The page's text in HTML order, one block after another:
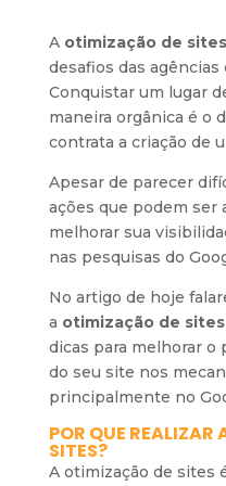
A otimização de sites
desafios das
Conquistar um lugar
maneira orgânica é o
contrata a criação de
Apesar de parecer
ações que podem ser
melhorar sua
nas pesquisas do
No artigo de hoje
a otimização de sites
dicas para melhorar
do seu site nos
principalmente no
POR QUE
SITES?
A otimização de sites